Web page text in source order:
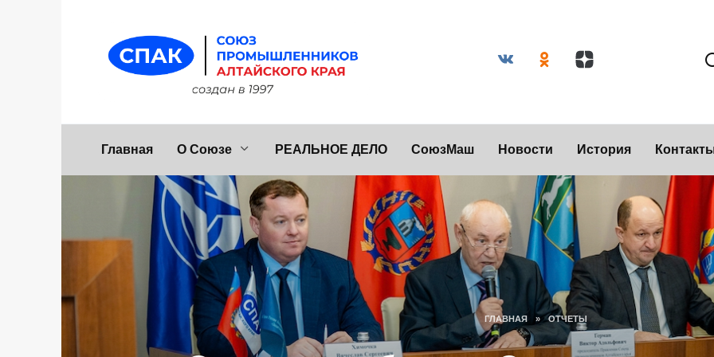
Главная О Союзе РЕАЛЬНОЕ ДЕЛО СоюзМаш Новости История
ГЛАВНАЯ » ОТЧЕТЫ